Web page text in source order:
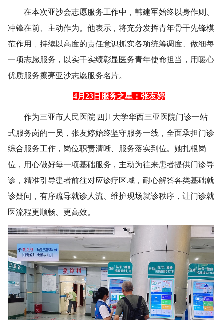
在本次亚沙会志愿服务工作中，韩建军始终以身作则、
冲锋在前、主动作为。他表示，将充分发挥青年骨干先锋模
范作用，持续以高度的责任意识抓实各项统筹调度、做细每
一项志愿服务，以实干实绩彰显医务青年使命担当，用暖心
优质服务擦亮亚沙志愿服务名片。
4月23日服务之星：张友婷
作为三亚市人民医院|四川大学华西三亚医院门诊一站
式服务岗的一员，张友婷始终坚守服务一线，全面承担门诊
综合服务工作，岗位职责清晰、服务落实到位。她扎根岗
位，用心做好每一项基础服务，主动为往来患者提供门诊导
诊，精准引导患者前往对应诊疗区域，耐心解答各类基础就
诊疑问，有序疏导就诊人流、维护现场就诊秩序，让门诊就
医流程更顺畅、更高效。